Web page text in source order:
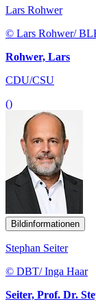
Lars Rohwer
© Lars Rohwer/
Rohwer, Lars
CDU/CSU
()
Bildinformationen
Stephan Seiter
© DBT/ Inga Haar
Seiter, Prof. Dr.